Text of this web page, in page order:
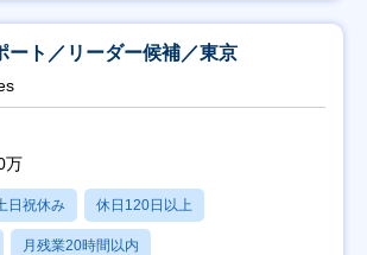
ート／リーダー候補／東京
万
日祝休み 休日120日以上
月残業20時間以内